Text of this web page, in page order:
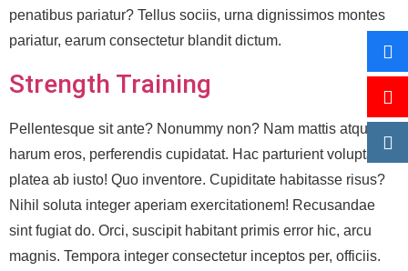
penatibus pariatur? Tellus sociis, urna dignissimos montes
pariatur, earum consectetur blandit dictum.
Strength Training
Pellentesque sit ante? Nonummy non? Nam mattis atque
harum eros, perferendis cupidatat. Hac parturient voluptate
platea ab iusto! Quo inventore. Cupiditate habitasse risus?
Nihil soluta integer aperiam exercitationem! Recusandae
sint fugiat do. Orci, suscipit habitant primis error hic, arcu
magnis. Tempora integer consectetur inceptos per, officiis.